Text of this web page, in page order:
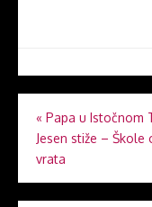
Navigacija
objava
« Papa u Istočnom
Jesen stiže – Škole
vrata